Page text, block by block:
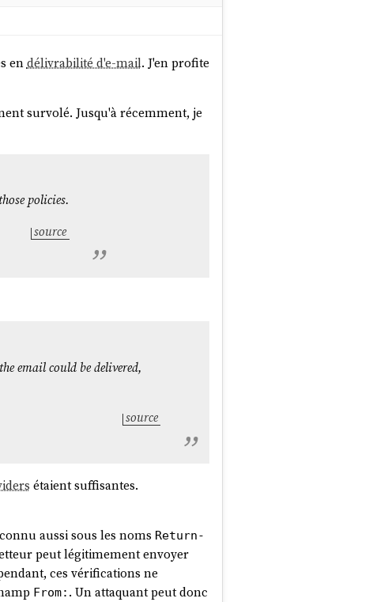
endélivrabilité d'e-mail. J'en profite
survolé. Jusqu'à récemment, je
policies.
source
email could be delivered,
source
étaient suffisantes.
aussi sous les noms Return-
peut légitimement envoyer
ces vérifications ne
From: . Un attaquant peut donc